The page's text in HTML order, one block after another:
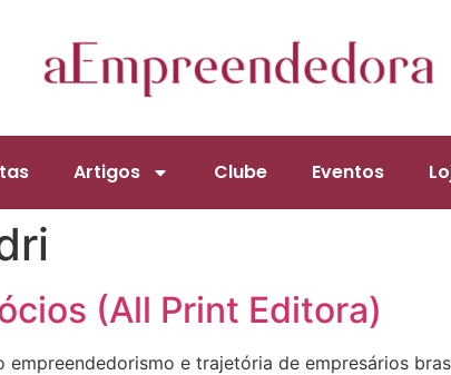
Artigos Clube Eventos
(All Print Editora)
e trajetória de empresários